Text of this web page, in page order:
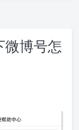
微博号怎